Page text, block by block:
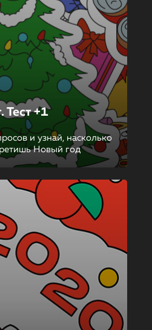
Тест +1
и узнай, насколько
Новый год